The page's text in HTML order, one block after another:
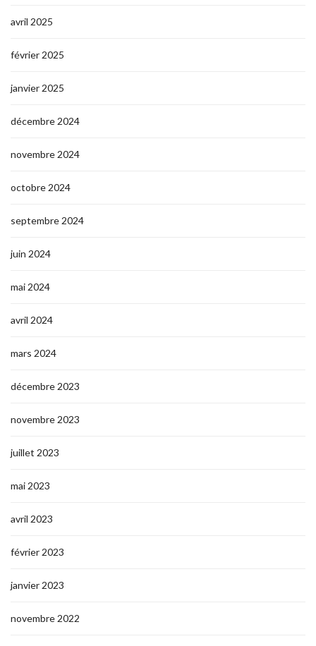
avril 2025
février 2025
janvier 2025
décembre 2024
novembre 2024
octobre 2024
septembre 2024
juin 2024
mai 2024
avril 2024
mars 2024
décembre 2023
novembre 2023
juillet 2023
mai 2023
avril 2023
février 2023
janvier 2023
novembre 2022